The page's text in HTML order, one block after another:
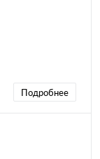
Подробнее